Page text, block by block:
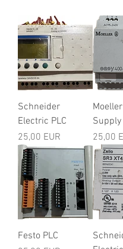
Schneider
Electric PLC
Ár
25,00 EUR
Supply
Ár
25,00
Festo PLC